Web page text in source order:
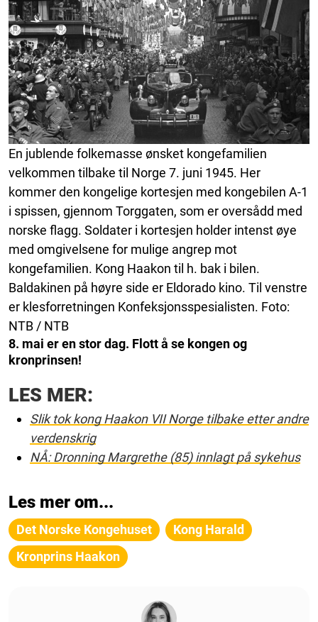
En jublende folkemasse ønsket kongefamilien
velkommen tilbake til Norge 7. juni 1945. Her
kommer den kongelige kortesjen med kongebilen A-1
i spissen, gjennom Torggaten, som er oversådd med
norske flagg. Soldater i kortesjen holder intenst øye
med omgivelsene for mulige angrep mot
kongefamilien. Kong Haakon til h. bak i bilen.
Baldakinen på høyre side er Eldorado kino. Til venstre
er klesforretningen Konfeksjonsspesialisten. Foto:
NTB / NTB
8. mai er en stor dag. Flott å se kongen og
kronprinsen!
LES MER:
Slik tok kong Haakon VII Norge tilbake etter andre
verdenskrig
NÅ: Dronning Margrethe (85) innlagt på sykehus
Les mer om...
Det Norske Kongehuset
Kong Harald
Kronprins Haakon